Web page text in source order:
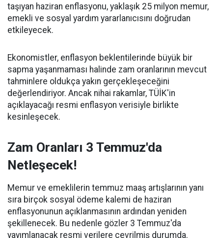
taşıyan haziran enflasyonu, yaklaşık 25 milyon memur,
emekli ve sosyal yardım yararlanıcısını doğrudan
etkileyecek.
Ekonomistler, enflasyon beklentilerinde büyük bir
sapma yaşanmaması halinde zam oranlarının mevcut
tahminlere oldukça yakın gerçekleşeceğini
değerlendiriyor. Ancak nihai rakamlar, TÜİK'in
açıklayacağı resmi enflasyon verisiyle birlikte
kesinleşecek.
Zam Oranları 3 Temmuz'da
Netleşecek!
Memur ve emeklilerin temmuz maaş artışlarının yanı
sıra birçok sosyal ödeme kalemi de haziran
enflasyonunun açıklanmasının ardından yeniden
şekillenecek. Bu nedenle gözler 3 Temmuz'da
yayımlanacak resmi verilere çevrilmiş durumda.